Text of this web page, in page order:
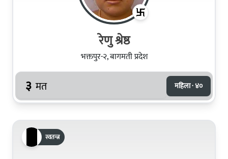
रेणु श्रेष्ठ
भक्तपुर-२, बागमती प्रदेश
३ मत महिला · ४०
स्वतन्त्र